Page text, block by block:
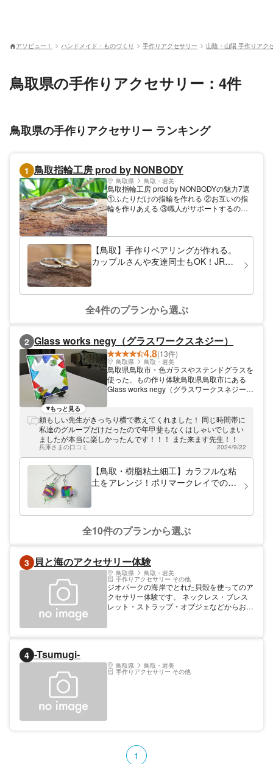
アソビュー！ ハンドメイド・ものづくり 手作りアクセサリー 山陰・山陽 手作りアク
鳥取県の手作りアクセサリー：4件
鳥取県の手作りアクセサリー ランキング
1 鳥取指輪工房 prod by NONBODY
鳥取県 鳥取・岩美
鳥取指輪工房 prod by NONBODYの魅力7選
①ふたりだけの指輪を作れる ②お互いの指
輪を作りあえる ③職人がサポートするの
指輪が作れる ⑥安心のアフターサービス ⑦
とにかく楽しい！ 初心者の方でも職人がサ
ポートするので安心して作業ができます。
ふたりの作業中の様子を撮った写真や動画を
だけ撮影できます。 大切な思い出として保
存したり、SNSにアップして楽しい思い出
を作ってください！ 本格的な手作り指輪が
約54,000円～ ●K18イエロー・ピンクゴール
ド 約63,000円～ ●K10ピンクゴールド 約
39,000円～ ●シルバー 925 約7,800円～（2
本から） ■オプション■ 無料オプション：ク
リア仕上げ、ツヤ消し、槌目加工、ウラ面無
料刻印など。 有料オプション：ダイヤモン
ド・誕生石1石5,500円～、ウラ面有料レー
【鳥取】手作りペアリングが作れる。
カップルさんや友達同士もOK！JR鳥
全4件のプランから選ぶ
2 Glass works negy（グラスワークスネジー）
4.8(13件)
鳥取県 鳥取・岩美
鳥取県鳥取市・色ガラスやステンドグラスを
使った、もの作り体験鳥取県鳥取市にある
Glass works negy（グラスワークスネジー）
貸切できるようになっていますので、ゆった
りと制作ができますよ。講師はもともとステ
ンドグラス制作の座学の職人です。楽しさを
第一に、お客様の作品作りをサポートしま
す。
もっと見る
頼もしい先生がきっちり横で教えてくれました！ 同じ時間帯に
私達のグループだけだったので年甲斐もなくはしゃいでしまい
ましたが本当に楽しかったんです！！！ また来ます先生！！
兵庫さまの口コミ 2024/9/22
【鳥取・樹脂粘土細工】カラフルな粘
土をアレンジ！ポリマークレイでのア
全10件のプランから選ぶ
3 貝と海のアクセサリー体験
鳥取県 鳥取・岩美
手作りアクセサリー その他
ジオパークの海岸でとれた貝殻を使ってのア
クセサリー体験です。 ネックレス・ブレス
レット・ストラップ・オブジェなどからお好
4 -Tsumugi-
鳥取県 鳥取・岩美
手作りアクセサリー その他
1